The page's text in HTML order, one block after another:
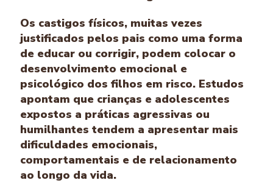
Os castigos físicos, muitas vezes
justificados pelos pais como uma forma
de educar ou corrigir, podem colocar o
desenvolvimento emocional e
psicológico dos filhos em risco. Estudos
apontam que crianças e adolescentes
expostos a práticas agressivas ou
humilhantes tendem a apresentar mais
dificuldades emocionais,
comportamentais e de relacionamento
ao longo da vida.